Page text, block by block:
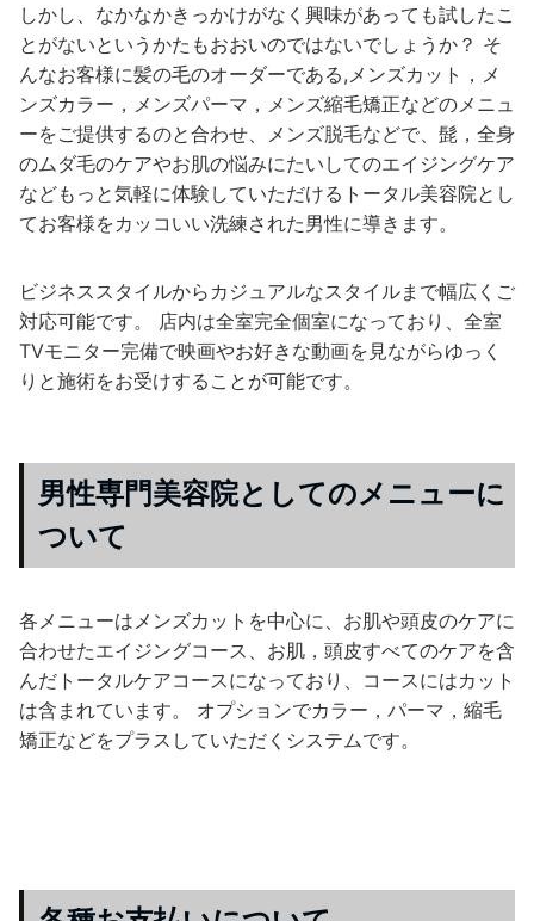
しかし、なかなかきっかけがなく興味があっても試したこ
とがないというかたもおおいのではないでしょうか？ そ
んなお客様に髪の毛のオーダーである,メンズカット，メ
ンズカラー，メンズパーマ，メンズ縮毛矯正などのメニュ
ーをご提供するのと合わせ、メンズ脱毛などで、髭，全身
のムダ毛のケアやお肌の悩みにたいしてのエイジングケア
などもっと気軽に体験していただけるトータル美容院とし
てお客様をカッコいい洗練された男性に導きます。
ビジネススタイルからカジュアルなスタイルまで幅広くご
対応可能です。 店内は全室完全個室になっており、全室
TVモニター完備で映画やお好きな動画を見ながらゆっく
りと施術をお受けすることが可能です。
男性専門美容院としてのメニューに
ついて
各メニューはメンズカットを中心に、お肌や頭皮のケアに
合わせたエイジングコース、お肌，頭皮すべてのケアを含
んだトータルケアコースになっており、コースにはカット
は含まれています。 オプションでカラー，パーマ，縮毛
矯正などをプラスしていただくシステムです。